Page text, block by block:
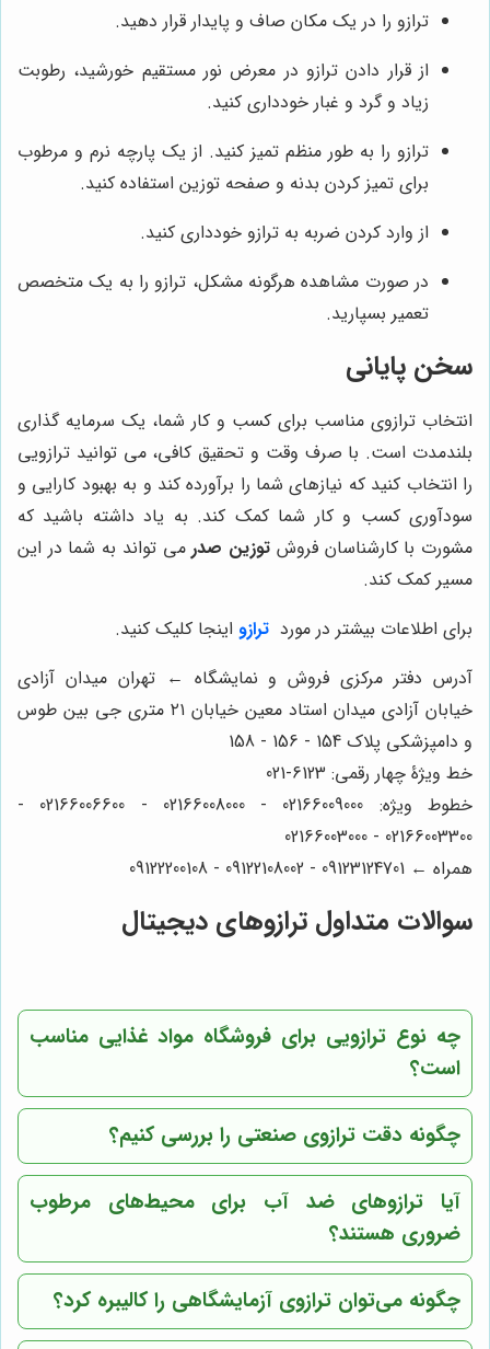
ترازو را در یک مکان صاف و پایدار قرار دهید.
از قرار دادن ترازو در معرض نور مستقیم خورشید، رطوبت
زیاد و گرد و غبار خودداری کنید.
ترازو را به طور منظم تمیز کنید. از یک پارچه نرم و مرطوب
برای تمیز کردن بدنه و صفحه توزین استفاده کنید.
از وارد کردن ضربه به ترازو خودداری کنید.
در صورت مشاهده هرگونه مشکل، ترازو را به یک متخصص
تعمیر بسپارید.
سخن پایانی
انتخاب ترازوی مناسب برای کسب و کار شما، یک سرمایه گذاری
بلندمدت است. با صرف وقت و تحقیق کافی، می توانید ترازویی
را انتخاب کنید که نیازهای شما را برآورده کند و به بهبود کارایی و
سودآوری کسب و کار شما کمک کند. به یاد داشته باشید که
مشورت با کارشناسان فروش توزین صدر می تواند به شما در این
مسیر کمک کند.
برای اطلاعات بیشتر در مورد ترازو اینجا کلیک کنید.
آدرس دفتر مرکزی فروش و نمایشگاه ← تهران میدان آزادی
خیابان آزادی میدان استاد معین خیابان ۲۱ متری جی بین طوس
و دامپزشکی پلاک 154 - 156 - 158
خط ویژۀ چهار رقمی: 6123-021
خطوط ویژه: 02166009000 - 02166008000 - 02166006600 -
02166003300 - 02166003000
همراه ← 09123124701 - 09122108002 - 09122200108
سوالات متداول ترازوهای دیجیتال
چه نوع ترازویی برای فروشگاه مواد غذایی مناسب
است؟
چگونه دقت ترازوی صنعتی را بررسی کنیم؟
آیا ترازوهای ضد آب برای محیط‌های مرطوب
ضروری هستند؟
چگونه می‌توان ترازوی آزمایشگاهی را کالیبره کرد؟